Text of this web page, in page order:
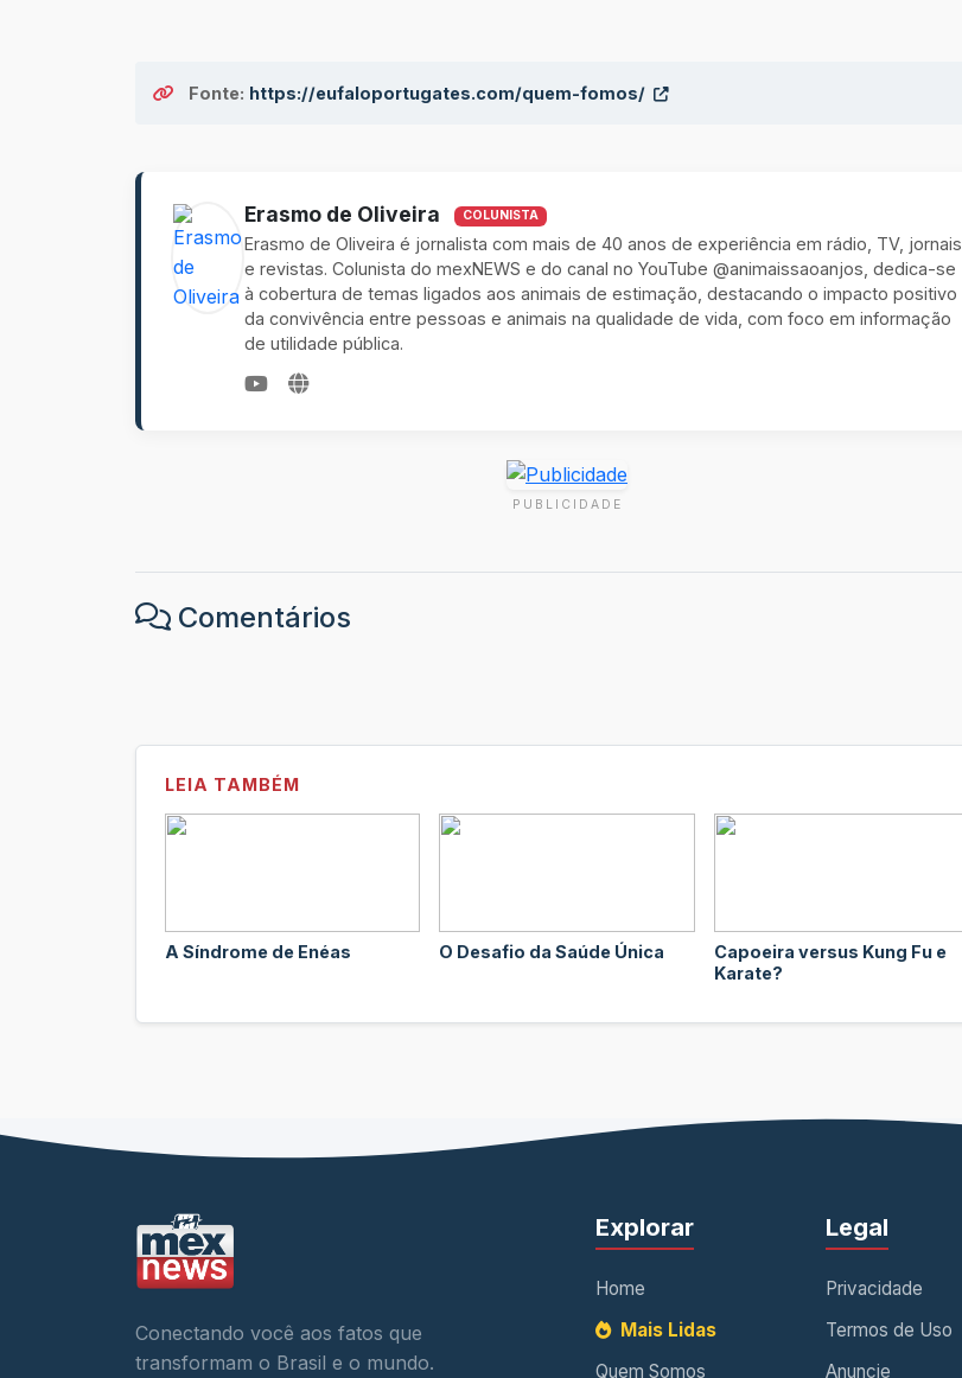
Fonte: https://eufaloportugates.com/quem-fomos/
Erasmo de Oliveira COLUNISTA
Erasmo de Oliveira é jornalista com mais de 40 anos de experiência em rádio, TV, jornais
e revistas. Colunista do mexNEWS e do canal no YouTube @animaissaoanjos, dedica-se
à cobertura de temas ligados aos animais de estimação, destacando o impacto positivo
da convivência entre pessoas e animais na qualidade de vida, com foco em informação
de utilidade pública.
PUBLICIDADE
Comentários
LEIA TAMBÉM
A Síndrome de Enéas O Desafio da Saúde Única
Capoeira versus Kung Fu e
Karate?
Conectando você aos fatos que
transformam o Brasil e o mundo.
Explorar
Home
Mais Lidas
Quem Somos
Legal
Privacidade
Termos de Uso
Anuncie